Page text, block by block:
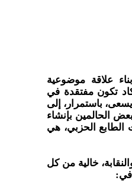
علاقة موضوعية
تكون مفتقدة في
باستمرار، إلى
الحالمين بإنشاء
الطابع الحزبي، هي
خالية من كل
في: